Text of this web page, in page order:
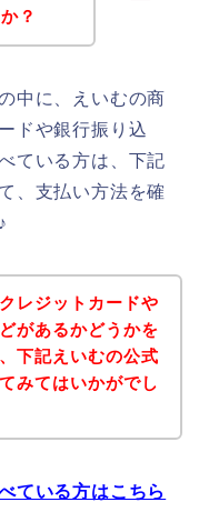
？
中に、えいむの商
ドや銀行振り込
ている方は、下記
、支払い方法を確
レジットカードや
があるかどうかを
下記えいむの公式
みてはいかがでし
ている方はこちら